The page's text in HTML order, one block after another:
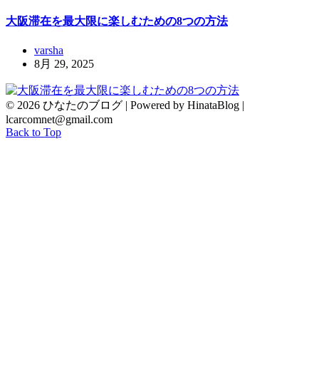
大阪滞在を最大限に楽しむための8つの方法
varsha
8月 29, 2025
© 2026 ひなたのブログ | Powered by HinataBlog |
lcarcomnet@gmail.com
Back to Top